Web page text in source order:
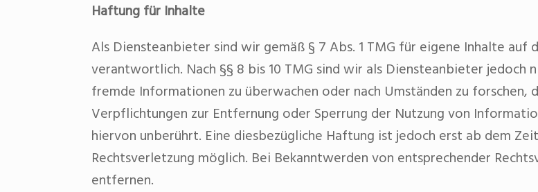
Haftung für Inhalte
Als Diensteanbieter sind wir gemäß § 7 Abs. 1 TMG für eigene Inhalte auf
verantwortlich. Nach §§ 8 bis 10 TMG sind wir als Diensteanbieter
fremde Informationen zu überwachen oder nach Umständen zu
Verpflichtungen zur Entfernung oder Sperrung der Nutzung von
hiervon unberührt. Eine diesbezügliche Haftung ist jedoch erst ab dem
Rechtsverletzung möglich. Bei Bekanntwerden von entsprechender
entfernen.